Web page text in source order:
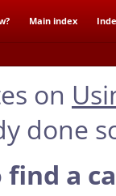
Main index
on
done
a